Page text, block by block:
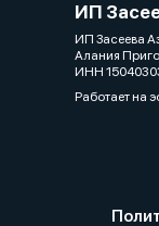
ИП
ИП Засеева
Алания
ИНН
Работает на